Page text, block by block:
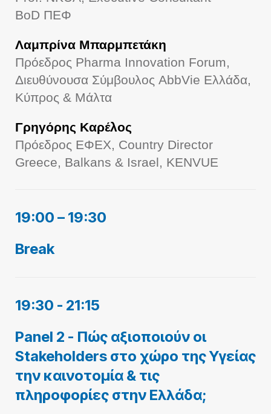
BoD ΠΕΦ
Λαμπρίνα Μπαρμπετάκη
Πρόεδρος Pharma Innovation Forum,
Διευθύνουσα Σύμβουλος AbbVie Ελλάδα,
Κύπρος & Μάλτα
Γρηγόρης Καρέλος
Πρόεδρος ΕΦΕΧ, Country Director
Greece, Balkans & Israel, KENVUE
19:00 – 19:30
Break
19:30 - 21:15
Panel 2 - Πώς αξιοποιούν οι
Stakeholders στο χώρο της Υγείας
την καινοτομία & τις
πληροφορίες στην Ελλάδα;